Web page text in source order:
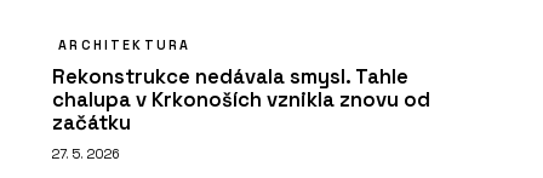
ARCHITEKTURA
Rekonstrukce nedávala smysl. Tahle
chalupa v Krkonoších vznikla znovu od
začátku
27. 5. 2026